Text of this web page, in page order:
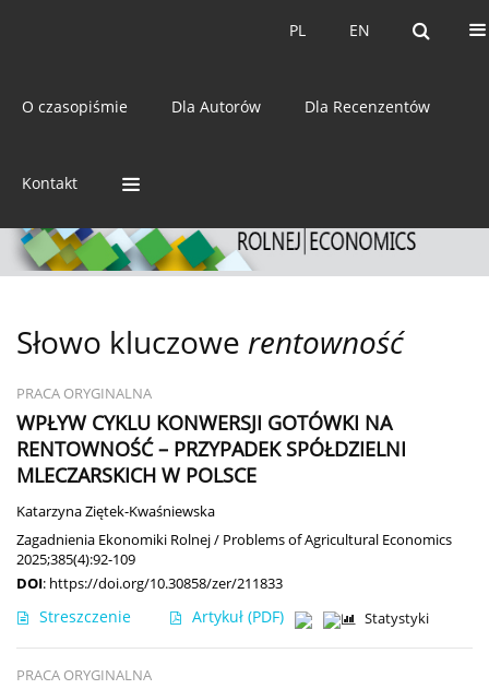
EN
PL EN
PL
O czasopiśmie Dla Autorów Dla Recenzentów
Kontakt
ISSN: 0044-1600
Słowo kluczowe rentowność
PRACA ORYGINALNA
WPŁYW CYKLU KONWERSJI GOTÓWKI NA
RENTOWNOŚĆ – PRZYPADEK SPÓŁDZIELNI
MLECZARSKICH W POLSCE
Katarzyna Ziętek-Kwaśniewska
Zagadnienia Ekonomiki Rolnej / Problems of Agricultural Economics
2025;385(4):92-109
DOI: https://doi.org/10.30858/zer/211833
Streszczenie Artykuł (PDF) Statystyki
PRACA ORYGINALNA